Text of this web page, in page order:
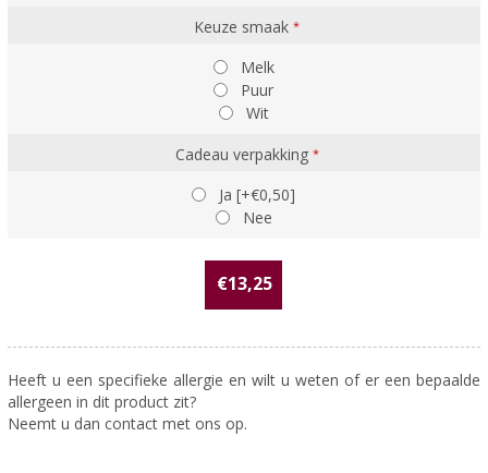
Keuze smaak*
Melk
Puur
Wit
Cadeau verpakking *
Ja [+€0,50]
Nee
€13,25
Heeft u een specifieke allergie en wilt u weten of er een bepaalde
allergeen in dit product zit?
Neemt u dan contact met ons op.